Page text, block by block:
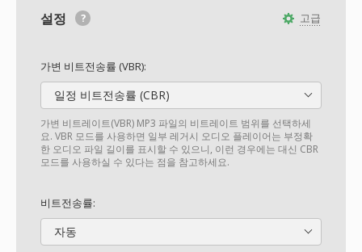
고급
설정
가변 비트전송률 (VBR):
일정 비트전송률 (CBR)
가변 비트레이트(VBR) MP3 파일의 비트레이트 범위를 선택하세
요. VBR 모드를 사용하면 일부 레거시 오디오 플레이어는 부정확
한 오디오 파일 길이를 표시할 수 있으니, 이런 경우에는 대신 CBR
모드를 사용하실 수 있다는 점을 참고하세요.
비트전송률:
자동